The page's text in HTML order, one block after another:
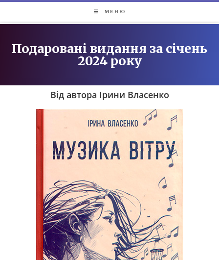
МЕНЮ
Подаровані видання за січень
2024 року
Від автора Ірини Власенко